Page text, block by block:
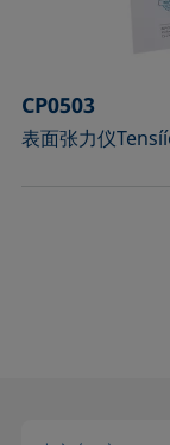
CP0503
表面张力仪